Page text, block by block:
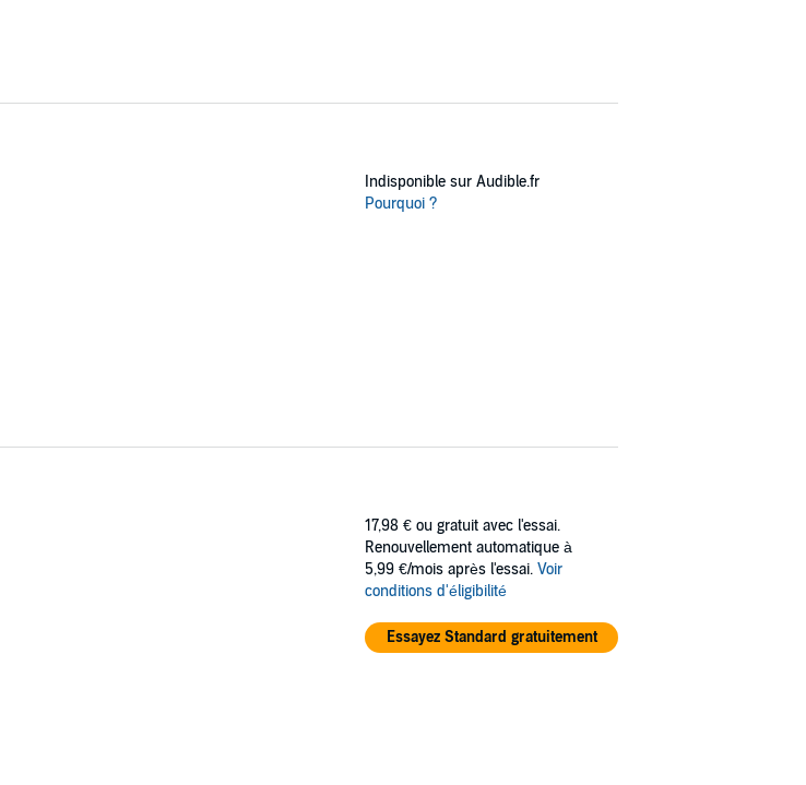
Indisponible sur Audible.fr
Pourquoi ?
17,98 € ou gratuit avec l'essai.
Renouvellement automatique à
5,99 €/mois après l'essai. Voir
conditions d'éligibilité
Essayez Standard gratuitement